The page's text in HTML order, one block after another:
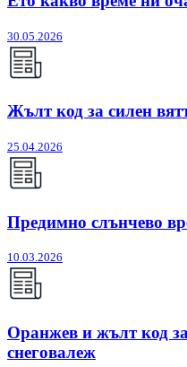
30.05.2026
Жълт код за силен
25.04.2026
Предимно слънчево
10.03.2026
Оранжев и жълт код
снеговалеж